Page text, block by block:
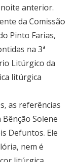
anterior.
da Comissão
Pinto Farias,
na 3ª
Litúrgico da
litúrgica
as referências
Solene
Defuntos. Ele
nem é